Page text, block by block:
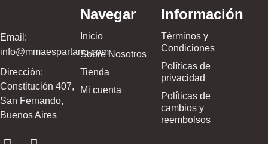
Email:
info@mmaespartano.com
Dirección:
Constitución 407,
San Fernando,
Buenos Aires
Navegar
Inicio
Sobre Nosotros
Tienda
Mi cuenta
Información
Términos y
Condiciones
Políticas de
privacidad
Políticas de
cambios y
reembolsos